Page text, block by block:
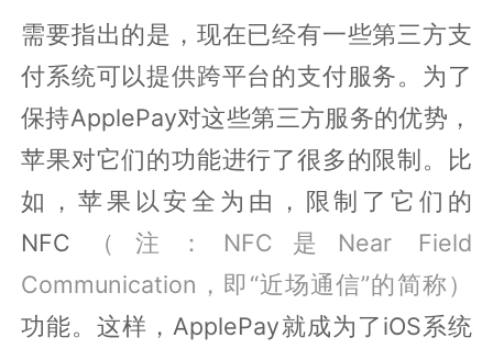
需要指出的是，现在已经有一些第三方支
付系统可以提供跨平台的支付服务。为了
保持ApplePay对这些第三方服务的优势，
苹果对它们的功能进行了很多的限制。比
如，苹果以安全为由，限制了它们的
NFC （注：NFC是Near Field
Communication，即“近场通信”的简称）
功能。这样，ApplePay就成为了iOS系统